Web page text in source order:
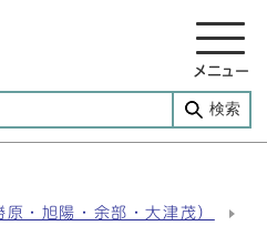
メニュー
検索
・旭陽・余部・大津茂）